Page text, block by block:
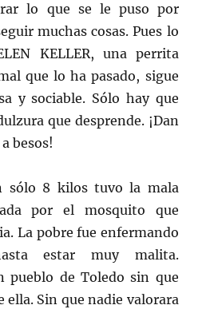
lo que se le puso por
muchas cosas. Pues lo
KELLER, una perrita
que lo ha pasado, sigue
y sociable. Sólo hay que
que desprende. ¡Dan
besos!
sólo 8 kilos tuvo la mala
por el mosquito que
La pobre fue enfermando
estar muy malita.
pueblo de Toledo sin que
ella. Sin que nadie valorara